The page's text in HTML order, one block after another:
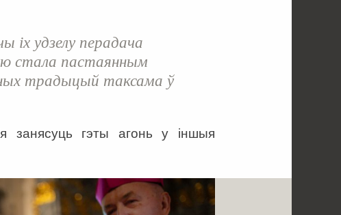
іх удзелу перадача
стала пастаянным
традыцый таксама ў
занясуць гэты агонь у іншыя